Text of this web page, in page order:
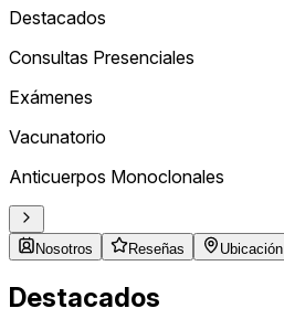
Destacados
Consultas Presenciales
Exámenes
Vacunatorio
Anticuerpos Monoclonales
Nosotros Reseñas Ubicación
Destacados